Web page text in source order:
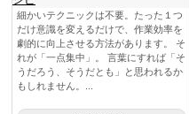
細かいテクニックは不要。たった１つ
だけ意識を変えるだけで、作業効率を
劇的に向上させる方法があります。 そ
れが「一点集中」。 言葉にすれば「そ
うだろう、そうだとも」と思われるか
もしれません。...